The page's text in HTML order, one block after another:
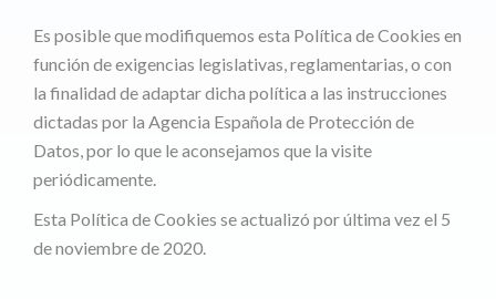
Es posible que modifiquemos esta Política de Cookies en
función de exigencias legislativas, reglamentarias, o con
la finalidad de adaptar dicha política a las instrucciones
dictadas por la Agencia Española de Protección de
Datos, por lo que le aconsejamos que la visite
periódicamente.
Esta Política de Cookies se actualizó por última vez el 5
de noviembre de 2020.